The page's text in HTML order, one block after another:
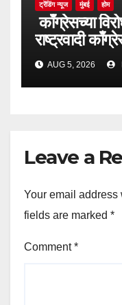
ट्रेंडिंग न्यूज मुंबई होम
काँग्रेसच्या
राष्ट्रवादी
AUG 5, 2026
Leave a
Your email
fields are marked *
Comment*